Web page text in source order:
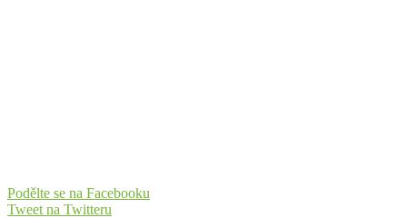
Podělte se na Facebooku
Tweet na Twitteru